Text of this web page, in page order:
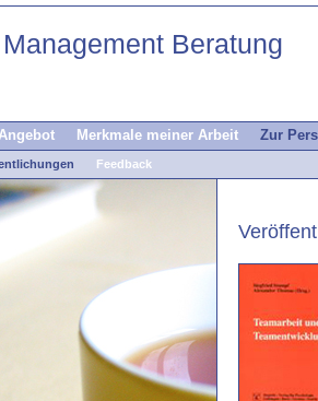
Beratung
Merkmale meiner Arbeit Zur
Feedback